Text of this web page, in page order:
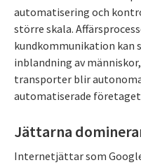
automatisering och
större skala.
kundkommunikation kan
inblandning av
transporter blir
automatiserade
Jättarna
Internetjättar som